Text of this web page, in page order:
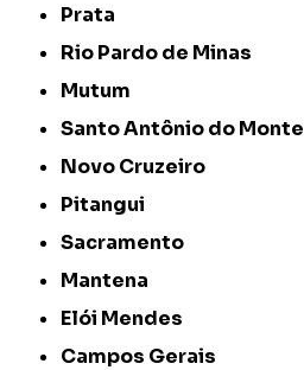
Prata
Rio Pardo de Minas
Mutum
Santo Antônio do Monte
Novo Cruzeiro
Pitangui
Sacramento
Mantena
Elói Mendes
Campos Gerais